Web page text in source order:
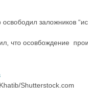
заложников
что осовбождение
Shutterstock.com